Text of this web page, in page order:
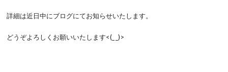
詳細は近日中にブログにてお知らせいたします。
どうぞよろしくお願いいたします<(_ _)>